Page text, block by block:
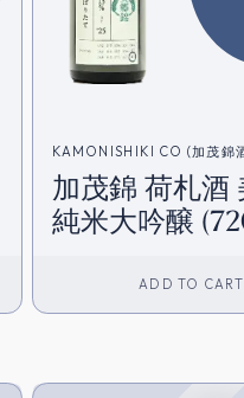
KAMONISHIKI CO (加茂錦
加茂錦 荷札酒
純米大吟醸
ADD TO CART